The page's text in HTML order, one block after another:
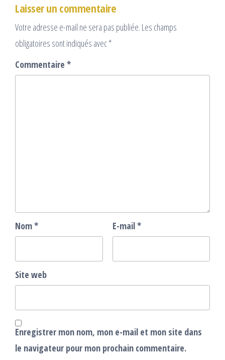
Laisser un commentaire
Votre adresse e-mail ne sera pas publiée. Les champs
obligatoires sont indiqués avec*
Commentaire *
Nom* E-mail*
Site web
Enregistrer mon nom, mon e-mail et mon site dans
le navigateur pour mon prochain commentaire.